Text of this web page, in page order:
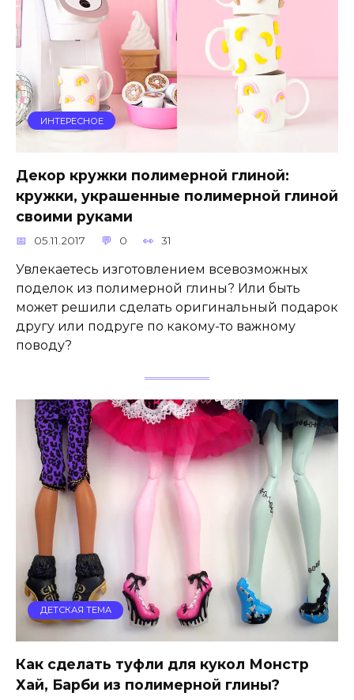
ИНТЕРЕСНОЕ
Декор кружки полимерной глиной:
кружки, украшенные полимерной глиной
своими руками
05.11.2017 0 31
Увлекаетесь изготовлением всевозможных
поделок из полимерной глины? Или быть
может решили сделать оригинальный подарок
другу или подруге по какому-то важному
поводу?
ДЕТСКАЯ ТЕМА
Как сделать туфли для кукол Монстр
Хай, Барби из полимерной глины?